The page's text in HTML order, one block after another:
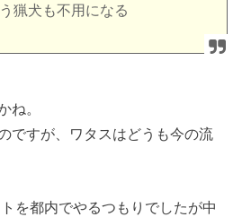
猟犬も不用になる
ね。
ですが、ワタスはどうも今の流
を都内でやるつもりでしたが中